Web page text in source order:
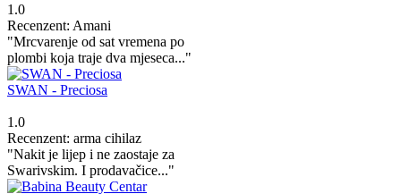
1.0
Recenzent: Amani
"Mrcvarenje od sat vremena po
plombi koja traje dva mjeseca..."
SWAN - Preciosa
1.0
Recenzent: arma cihilaz
"Nakit je lijep i ne zaostaje za
Swarivskim. I prodavačice..."